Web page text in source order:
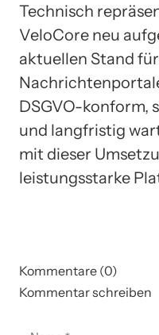
Technisch
VeloCore neu
aktuellen Stand
DSGVO-konform,
und langfristig
mit dieser
leistungsstarke
Kommentare (0)
Kommentar schreiben